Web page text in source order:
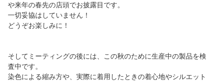
や来年の春先の店頭でお披露目です。
一切妥協はしていません！
どうぞお楽しみに！
そしてミーティングの後には、この秋のために生産中の製品を検
査中です。
染色による縮み方や、実際に着用したときの着心地やシルエット